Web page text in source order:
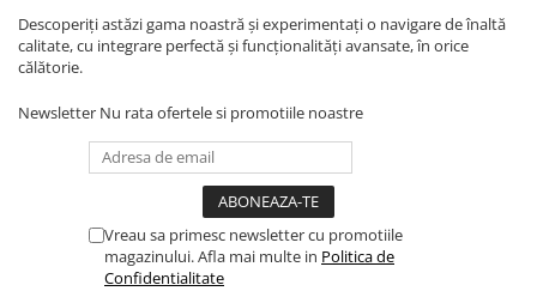
Rama adaptare
Camera marsarier dedicata
Rame adaptare 2DIN
Camera frontala
Accesorii auto
Suport Telefon
Descoperiți astăzi gama noastră și experimentați o navigare de înaltă
calitate, cu integrare perfectă și funcționalități avansate, în orice
călătorie.
Newsletter Nu rata ofertele si promotiile noastre
Vreau sa primesc newsletter cu promotiile
magazinului. Afla mai multe in Politica de
Confidentialitate